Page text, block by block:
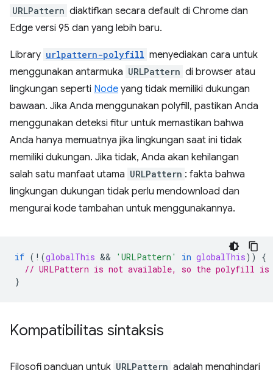
URLPattern diaktifkan secara default di Chrome dan
Edge versi 95 dan yang lebih baru.
Library urlpattern-polyfill menyediakan cara untuk
menggunakan antarmuka URLPattern di browser atau
lingkungan seperti Node yang tidak memiliki dukungan
bawaan. Jika Anda menggunakan polyfill, pastikan Anda
menggunakan deteksi fitur untuk memastikan bahwa
Anda hanya memuatnya jika lingkungan saat ini tidak
memiliki dukungan. Jika tidak, Anda akan kehilangan
salah satu manfaat utama URLPattern : fakta bahwa
lingkungan dukungan tidak perlu mendownload dan
mengurai kode tambahan untuk menggunakannya.
if ( ! (globalThis && 'URLPattern' in globalThis))
{
// URLPattern is not available, so the polyfill is
}
Kompatibilitas sintaksis
Filosofi panduan untuk URLPattern adalah menghindari